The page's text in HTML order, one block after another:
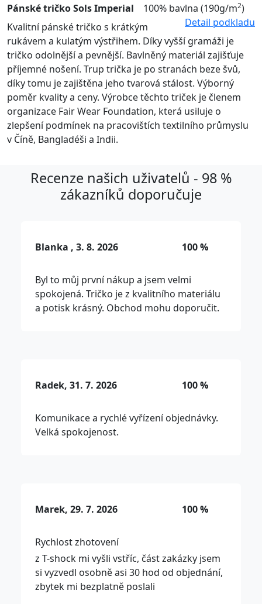
Pánské tričko Sols Imperial 100% bavlna (190g/m2)
Detail podkladu
Kvalitní pánské tričko s krátkým
rukávem a kulatým výstřihem. Díky vyšší gramáži je
tričko odolnější a pevnější. Bavlněný materiál zajišťuje
příjemné nošení. Trup trička je po stranách beze švů,
díky tomu je zajištěna jeho tvarová stálost. Výborný
poměr kvality a ceny. Výrobce těchto triček je členem
organizace Fair Wear Foundation, která usiluje o
zlepšení podmínek na pracovištích textilního průmyslu
v Číně, Bangladéši a Indii.
Recenze našich uživatelů - 98 %
zákazníků doporučuje
Blanka , 3. 8. 2026 100 %
Byl to můj první nákup a jsem velmi
spokojená. Tričko je z kvalitního materiálu
a potisk krásný. Obchod mohu doporučit.
Radek, 31. 7. 2026 100 %
Komunikace a rychlé vyřízení objednávky.
Velká spokojenost.
Marek, 29. 7. 2026 100 %
Rychlost zhotovení
z T-shock mi vyšli vstříc, část zakázky jsem
si vyzvedl osobně asi 30 hod od objednání,
zbytek mi bezplatně poslali